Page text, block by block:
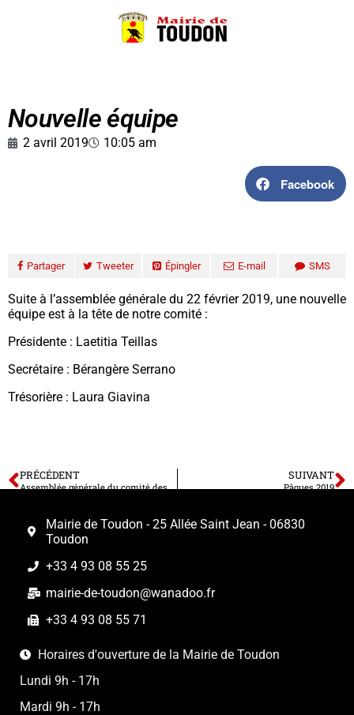
Nouvelle équipe
2 avril 2019 10:05 am
Facebook
Partager Tweeter Épingler E-mail SMS
Suite à l’assemblée générale du 22 février 2019, une nouvelle
équipe est à la tête de notre comité :
Présidente : Laetitia Teillas
Secrétaire : Bérangère Serrano
Trésorière : Laura Giavina
PRÉCÉDENT
Assemblée générale du comité des fêtes vendredi 22 février 2019
SUIVANT
Pâques 2019
Mairie de Toudon - 25 Allée Saint Jean - 06830
Toudon
+33 4 93 08 55 25
mairie-de-toudon@wanadoo.fr
+33 4 93 08 55 71
Horaires d'ouverture de la Mairie de Toudon
Lundi 9h - 17h
Mardi 9h - 17h